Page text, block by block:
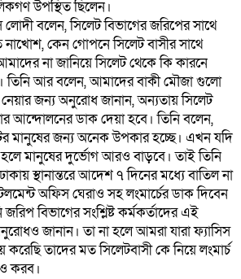
উপস্থিত ছিলেন।
বলেন, সিলেট বিভাগের জরিপের সাথে
নাখোশ, কেন গোপনে সিলেট বাসীর সাথে
না জানিয়ে সিলেট থেকে কি কারনে
তিনি আর বলেন, আমাদের বাকী মৌজা গুলো
নেয়ার জন্য অনুরোধ জানান, অন্যতায় সিলেট
আন্দোলনের ডাক দেয়া হবে। তিনি বলেন,
মানুষের জন্য অনেক উপকার হচ্ছে। এখন যদি
হলে মানুষের দুর্ভোগ আরও বাড়বে। তাই তিনি
স্থানান্তরে আদেশ ৭ দিনের মধ্যে বাতিল না
অফিস ঘেরাও সহ লংমার্চের ডাক দিবেন
বিভাগের সংশ্লিষ্ট কর্মকর্তাদের এই
জানান। তা না হলে আমরা যারা ফ্যাসিস
করেছি তাদের মত সিলেটবাসী কে নিয়ে লংমার্চ
করব।